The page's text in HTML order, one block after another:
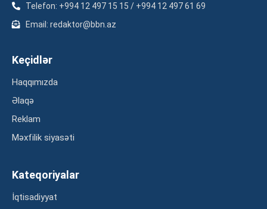
Telefon: +994 12 497 15 15 / +994 12 497 61 69
Email: redaktor@bbn.az
Keçidlər
Haqqımızda
Əlaqə
Reklam
Məxfilik siyasəti
Kateqoriyalar
İqtisadiyyat